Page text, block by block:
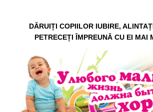
DĂRUIȚI COPIILOR IUBIRE,
PETRECEȚI ÎMPREUNĂ CU EI MAI